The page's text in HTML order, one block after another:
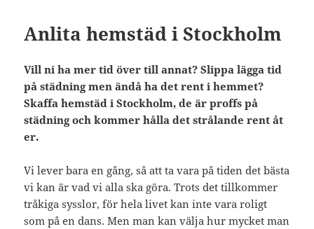
Anlita hemstäd i Stockholm
Vill ni ha mer tid över till annat? Slippa lägga tid
på städning men ändå ha det rent i hemmet?
Skaffa hemstäd i Stockholm, de är proffs på
städning och kommer hålla det strålande rent åt
er.
Vi lever bara en gång, så att ta vara på tiden det bästa
vi kan är vad vi alla ska göra. Trots det tillkommer
tråkiga sysslor, för hela livet kan inte vara roligt
som på en dans. Men man kan välja hur mycket man